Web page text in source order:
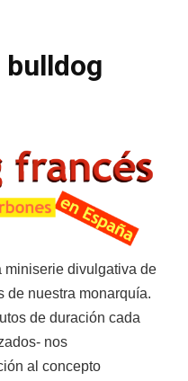
bulldog
miniserie divulgativa de
de nuestra monarquía.
de duración cada
nos
al concepto